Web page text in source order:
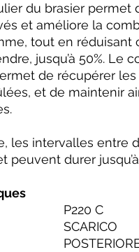
du brasier permet
et améliore la
tout en réduisant
jusqu’à 50%. Le
de récupérer
et de maintenir
les intervalles entre
peuvent durer
P220 C
SCARICO